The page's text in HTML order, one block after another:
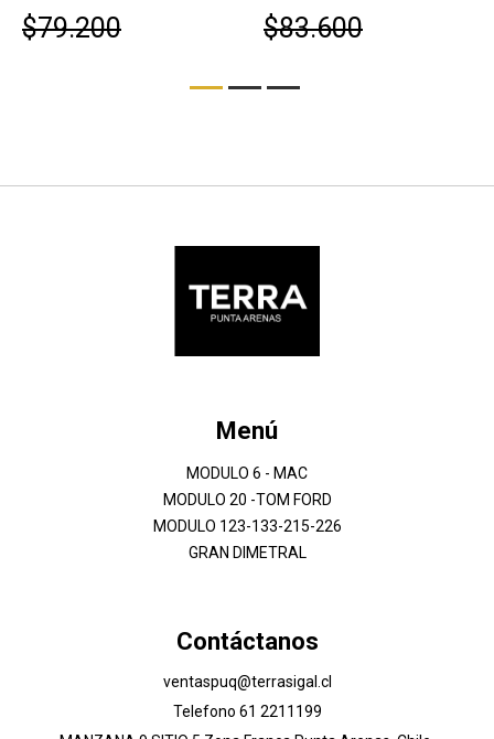
$83.600 $109.800
Menú
MODULO 6 - MAC
MODULO 20 -TOM FORD
MODULO 123-133-215-226
GRAN DIMETRAL
Contáctanos
ventaspuq@terrasigal.cl
Telefono 61 2211199